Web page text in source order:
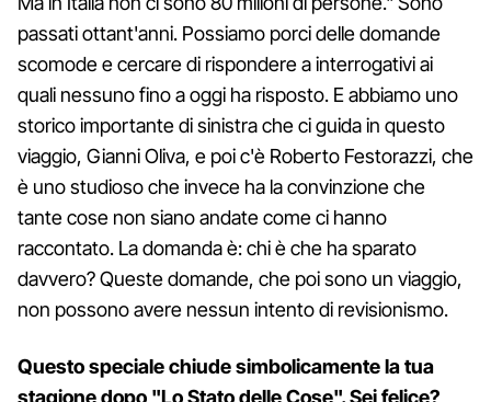
passati ottant'anni. Possiamo porci delle domande
scomode e cercare di rispondere a interrogativi ai
quali nessuno fino a oggi ha risposto. E abbiamo uno
storico importante di sinistra che ci guida in questo
viaggio, Gianni Oliva, e poi c'è Roberto Festorazzi, che
è uno studioso che invece ha la convinzione che
tante cose non siano andate come ci hanno
raccontato. La domanda è: chi è che ha sparato
davvero? Queste domande, che poi sono un viaggio,
non possono avere nessun intento di revisionismo.
Questo speciale chiude simbolicamente la tua
stagione dopo "Lo Stato delle Cose". Sei felice?